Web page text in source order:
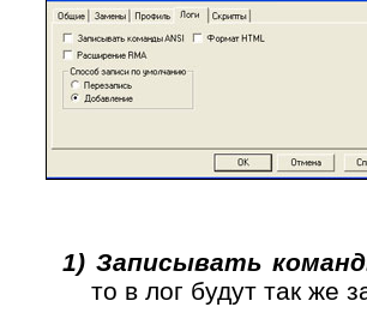
1) Записывать
то в лог будут так же